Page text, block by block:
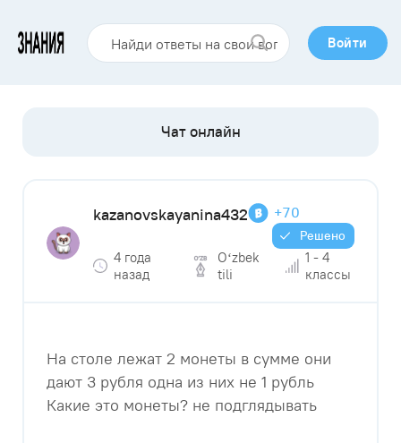
Войти
kazanovskayanina432 +70
Решено
4 года
назад
Оʻzbek
tili
1 - 4
классы
На столе лежат 2 монеты в сумме они
дают 3 рубля одна из них не 1 рубль
Какие это монеты? не подглядывать